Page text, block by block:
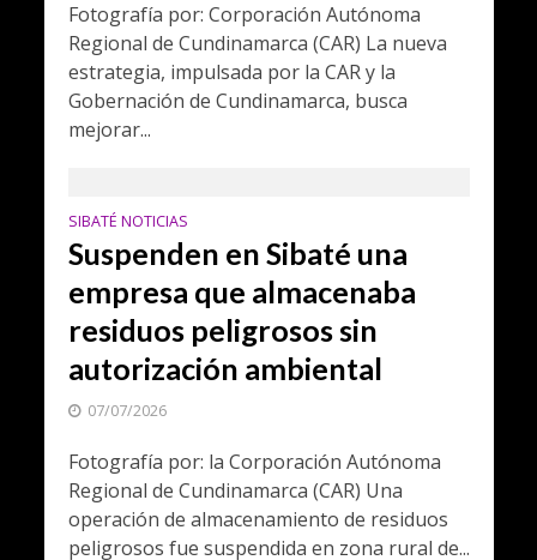
Fotografía por: Corporación Autónoma
Regional de Cundinamarca (CAR) La nueva
estrategia, impulsada por la CAR y la
Gobernación de Cundinamarca, busca
mejorar...
SIBATÉ NOTICIAS
Suspenden en Sibaté una
empresa que almacenaba
residuos peligrosos sin
autorización ambiental
07/07/2026
Fotografía por: la Corporación Autónoma
Regional de Cundinamarca (CAR) Una
operación de almacenamiento de residuos
peligrosos fue suspendida en zona rural de...